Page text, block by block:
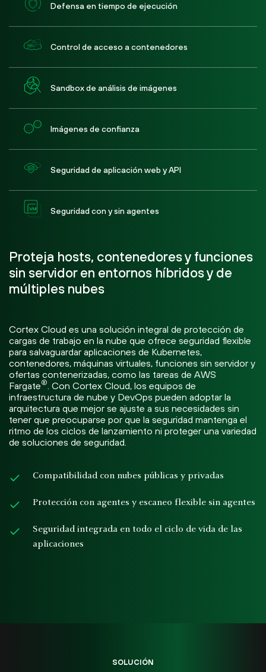
Proteja hosts, contenedores y funciones
sin servidor en entornos híbridos y de
múltiples nubes
Cortex Cloud es una solución integral de protección de
cargas de trabajo en la nube que ofrece seguridad flexible
para salvaguardar aplicaciones de Kubernetes,
contenedores, máquinas virtuales, funciones sin servidor y
ofertas contenerizadas, como las tareas de AWS
Fargate® . Con Cortex Cloud, los equipos de
infraestructura de nube y DevOps pueden adoptar la
arquitectura que mejor se ajuste a sus necesidades sin
tener que preocuparse por que la seguridad mantenga el
ritmo de los ciclos de lanzamiento ni proteger una variedad
de soluciones de seguridad.
Compatibilidad con nubes públicas y privadas
Protección con agentes y escaneo flexible sin agentes
Seguridad integrada en todo el ciclo de vida de las
aplicaciones
Defensa en tiempo de ejecución
Control de acceso a contenedores
Sandbox de análisis de imágenes
Imágenes de confianza
Seguridad de aplicación web y API
Seguridad con y sin agentes
SOLUCIÓN